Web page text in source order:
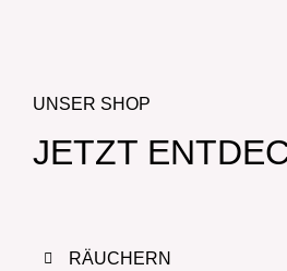
UNSER SHOP
JETZT
RÄUCHERN